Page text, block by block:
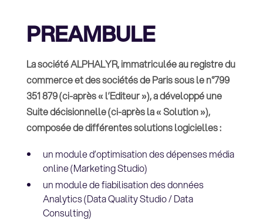
PREAMBULE
La société ALPHALYR, immatriculée au registre du
commerce et des sociétés de Paris sous le n°799
351 879 (ci-après « l’Editeur »), a développé une
Suite décisionnelle (ci-après la « Solution »),
composée de différentes solutions logicielles :
un module d’optimisation des dépenses média
online (Marketing Studio)
un module de fiabilisation des données
Analytics (Data Quality Studio / Data
Consulting)